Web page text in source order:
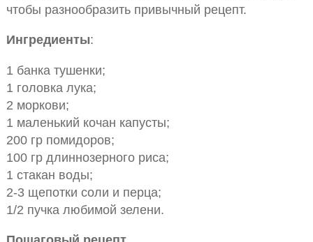
чтобы разнообразить привычный рецепт.
Ингредиенты:
1 банка тушенки;
1 головка лука;
2 моркови;
1 маленький кочан капусты;
200 гр помидоров;
100 гр длиннозерного риса;
1 стакан воды;
2-3 щепотки соли и перца;
1/2 пучка любимой зелени.